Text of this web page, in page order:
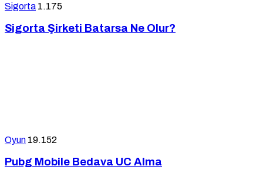
Sigorta 1.175
Sigorta Şirketi Batarsa Ne Olur?
Oyun 19.152
Pubg Mobile Bedava UC Alma